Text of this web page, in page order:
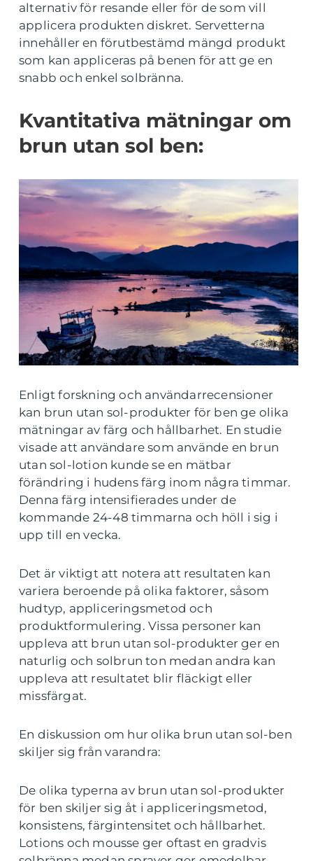
alternativ för resande eller för de som vill
applicera produkten diskret. Servetterna
innehåller en förutbestämd mängd produkt
som kan appliceras på benen för att ge en
snabb och enkel solbränna.
Kvantitativa mätningar om
brun utan sol ben:
Enligt forskning och användarrecensioner
kan brun utan sol-produkter för ben ge olika
mätningar av färg och hållbarhet. En studie
visade att användare som använde en brun
utan sol-lotion kunde se en mätbar
förändring i hudens färg inom några timmar.
Denna färg intensifierades under de
kommande 24-48 timmarna och höll i sig i
upp till en vecka.
Det är viktigt att notera att resultaten kan
variera beroende på olika faktorer, såsom
hudtyp, appliceringsmetod och
produktformulering. Vissa personer kan
uppleva att brun utan sol-produkter ger en
naturlig och solbrun ton medan andra kan
uppleva att resultatet blir fläckigt eller
missfärgat.
En diskussion om hur olika brun utan sol-ben
skiljer sig från varandra:
De olika typerna av brun utan sol-produkter
för ben skiljer sig åt i appliceringsmetod,
konsistens, färgintensitet och hållbarhet.
Lotions och mousse ger oftast en gradvis